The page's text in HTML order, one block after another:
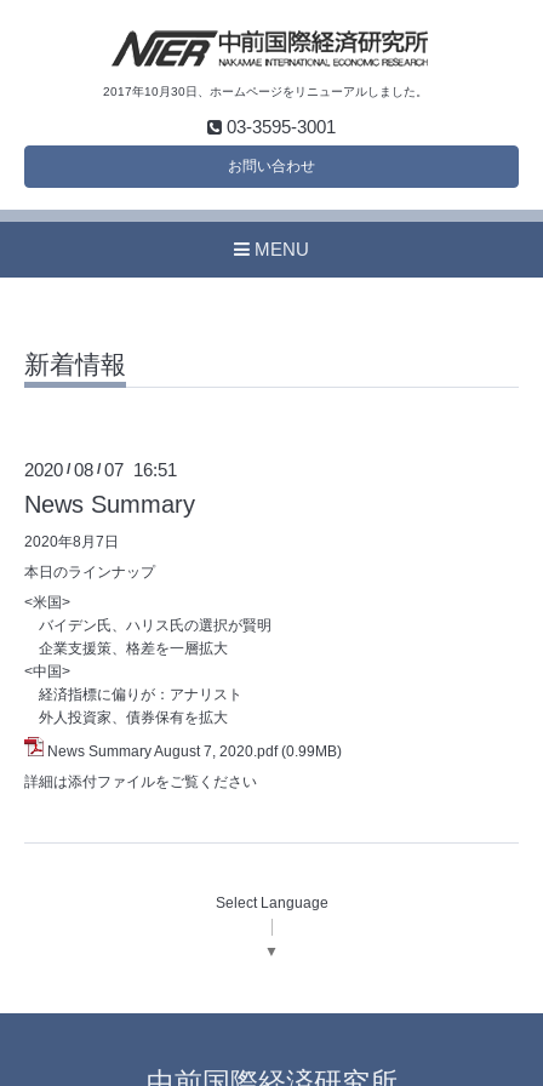
2017年10月30日、ホームページをリニューアルしました。
03-3595-3001
お問い合わせ
MENU
新着情報
2020 /08 /07 16:51
News Summary
2020年8月7日
本日のラインナップ
<米国>
バイデン氏、ハリス氏の選択が賢明
企業支援策、格差を一層拡大
<中国>
経済指標に偏りが：アナリスト
外人投資家、債券保有を拡大
News Summary August 7, 2020.pdf (0.99MB)
詳細は添付ファイルをご覧ください
Select Language
▼